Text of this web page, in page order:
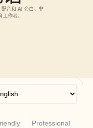
配音和 AI 旁白。非
作者。
Professional